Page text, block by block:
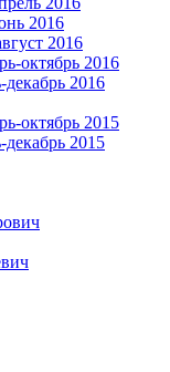
2016
2016
октябрь 2016
2016
октябрь 2015
2015